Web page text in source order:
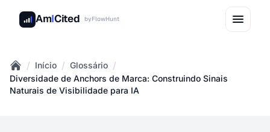
AmICited byFlowHunt
Home
/ Início / Glossário /
Diversidade de Anchors de Marca: Construindo Sinais
Naturais de Visibilidade para IA